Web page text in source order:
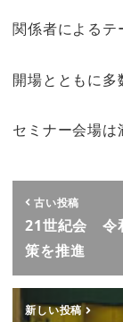
関係者によるテ
開場とともに多
セミナー会場は
古い投稿
21世紀会 令
策を推進
新しい投稿